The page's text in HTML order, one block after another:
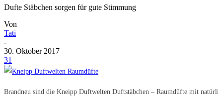
Dufte Stäbchen sorgen für gute Stimmung
Von
Tati
-
30. Oktober 2017
31
Brandneu sind die Kneipp Duftwelten Duftstäbchen – Raumdüfte mit